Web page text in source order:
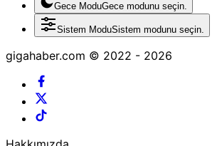
Gece ModuGece modunu seçin.
Sistem ModuSistem modunu seçin.
gigahaber.com © 2022 - 2026